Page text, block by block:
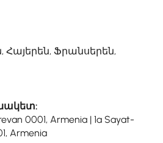
Հայերեն, Ֆրանսերեն,
0001, Armenia | 1a Sayat-
Armenia